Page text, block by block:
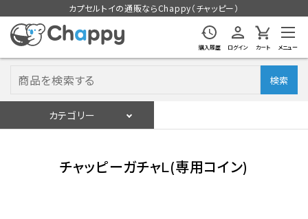
カプセルトイの通販ならChappy（チャッピー）
購入履歴 ログイン カート メニュー
検索
カテゴリー
チャッピーガチャL(専用コイン)